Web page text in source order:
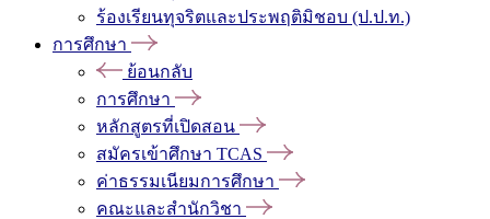
ร้องเรียนทุจริตและประพฤติมิชอบ (ป.ป.ท.)
การศึกษา
ย้อนกลับ
การศึกษา
หลักสูตรที่เปิดสอน
สมัครเข้าศึกษา TCAS
ค่าธรรมเนียมการศึกษา
คณะและสำนักวิชา